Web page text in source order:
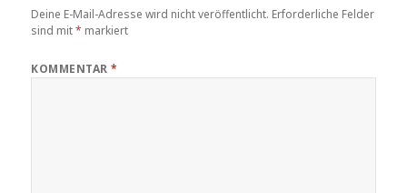
Deine E-Mail-Adresse wird nicht veröffentlicht. Erforderliche Felder
sind mit* markiert
KOMMENTAR*